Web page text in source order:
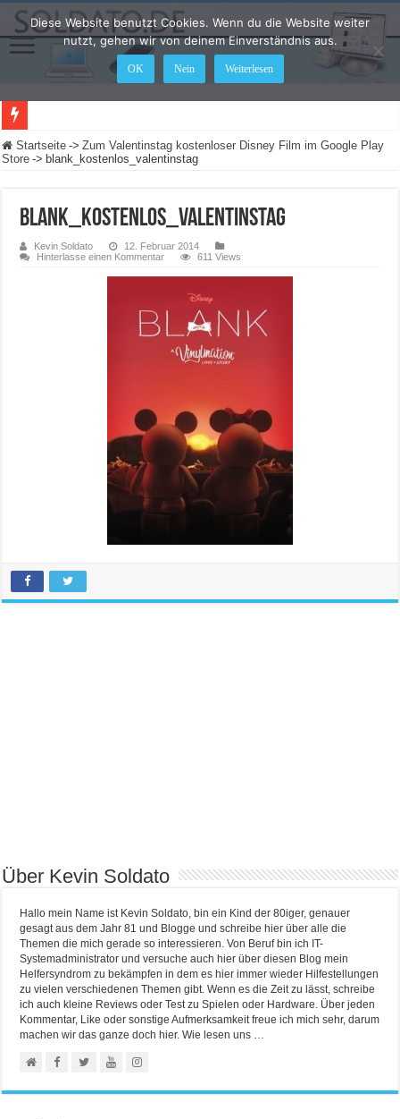
LEGO Star Wars: Die Skywalker Saga – Hier sind alle Cheat Codes für das Spiel
Startseite -> Zum Valentinstag kostenloser Disney Film im Google Play
Store -> blank_kostenlos_valentinstag
blank_kostenlos_valentinstag
Kevin Soldato
12. Februar 2014
Hinterlasse einen Kommentar
611 Views
Über Kevin Soldato
Hallo mein Name ist Kevin Soldato, bin ein Kind der 80iger, genauer
gesagt aus dem Jahr 81 und Blogge und schreibe hier über alle die
Themen die mich gerade so interessieren. Von Beruf bin ich IT-
Systemadministrator und versuche auch hier über diesen Blog mein
Helfersyndrom zu bekämpfen in dem es hier immer wieder Hilfestellungen
zu vielen verschiedenen Themen gibt. Wenn es die Zeit zu lässt, schreibe
ich auch kleine Reviews oder Test zu Spielen oder Hardware. Über jeden
Kommentar, Like oder sonstige Aufmerksamkeit freue ich mich sehr, darum
machen wir das ganze doch hier. Wie lesen uns …
Diese Website benutzt Cookies. Wenn du die Website weiter
nutzt, gehen wir von deinem Einverständnis aus.
OK Nein Weiterlesen